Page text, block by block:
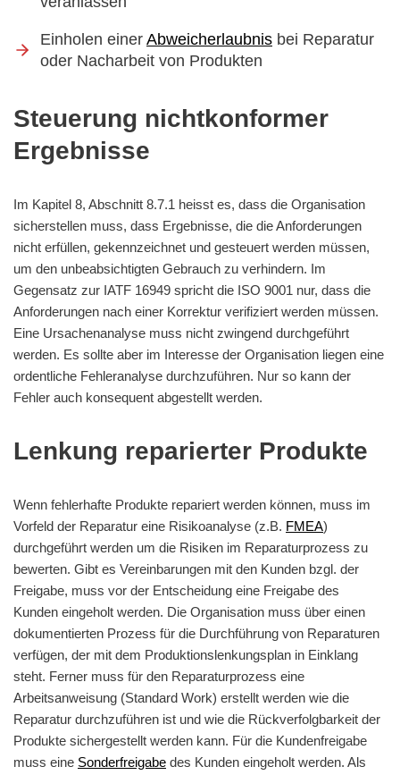
Einholen einer Abweicherlaubnis bei Reparatur
oder Nacharbeit von Produkten
Steuerung nichtkonformer
Ergebnisse
Im Kapitel 8, Abschnitt 8.7.1 heisst es, dass die Organisation
sicherstellen muss, dass Ergebnisse, die die Anforderungen
nicht erfüllen, gekennzeichnet und gesteuert werden müssen,
um den unbeabsichtigten Gebrauch zu verhindern. Im
Gegensatz zur IATF 16949 spricht die ISO 9001 nur, dass die
Anforderungen nach einer Korrektur verifiziert werden müssen.
Eine Ursachenanalyse muss nicht zwingend durchgeführt
werden. Es sollte aber im Interesse der Organisation liegen eine
ordentliche Fehleranalyse durchzuführen. Nur so kann der
Fehler auch konsequent abgestellt werden.
Lenkung reparierter Produkte
Wenn fehlerhafte Produkte repariert werden können, muss im
Vorfeld der Reparatur eine Risikoanalyse (z.B. FMEA)
durchgeführt werden um die Risiken im Reparaturprozess zu
bewerten. Gibt es Vereinbarungen mit den Kunden bzgl. der
Freigabe, muss vor der Entscheidung eine Freigabe des
Kunden eingeholt werden. Die Organisation muss über einen
dokumentierten Prozess für die Durchführung von Reparaturen
verfügen, der mit dem Produktionslenkungsplan in Einklang
steht. Ferner muss für den Reparaturprozess eine
Arbeitsanweisung (Standard Work) erstellt werden wie die
Reparatur durchzuführen ist und wie die Rückverfolgbarkeit der
Produkte sichergestellt werden kann. Für die Kundenfreigabe
muss eine Sonderfreigabe des Kunden eingeholt werden. Als